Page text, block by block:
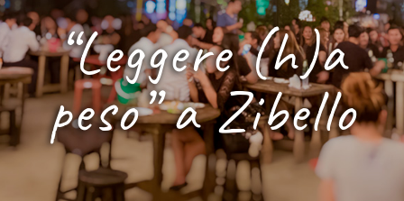
“Leggere (h)a
peso” a Zibello